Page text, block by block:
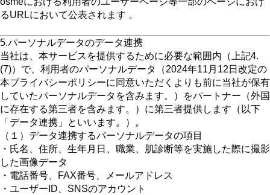
るURLにおいて公表されます 。
5.パーソナルデータのデータ連携
当社は、本サービスを提供するために必要な範囲内（上記4.
(7)）で、利用者のパーソナルデータ（2024年11月12日改定の
本プライバシーポリシーに同意いただくよりも前に当社が保有
していたパーソナルデータを含みます。）をパートナー（外国
に存在する第三者を含みます。）に第三者提供します（以下
「データ連携」といいます。）。
（１）データ連携するパーソナルデータの項目
・氏名、住所、生年月日、職業、肌診断等を実施した際に撮影
した画像データ
・電話番号、FAX番号、メールアドレス
・ユーザーID、SNSのアカウント